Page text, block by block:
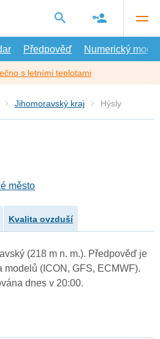
Předpověď Numerický model
s letními teplotami
Jihomoravský kraj Hýsly
město
Kvalita ovzduší
(218 m n. m.). Předpověď je
(ICON, GFS, ECMWF).
dnes v 20:00.